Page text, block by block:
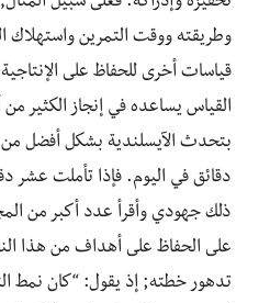
وطريقته ووقت التمرين واستهلاك
قياسات أخرى للحفاظ على
القياس يساعده في إنجاز الكثير
بتحدث الآيسلندية بشكل أفضل
دقائق في اليوم. فإذا تأملت عشر
ذلك جهودي وأقرأ عدد أكبر من
على الحفاظ على أهداف من هذا
تدهور خطته; إذ يقول: “كان نمط